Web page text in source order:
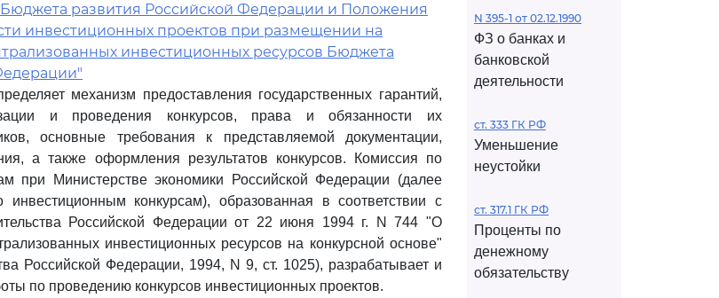
Бюджета развития Российской Федерации и Положения
инвестиционных проектов при размещении на
инвестиционных ресурсов Бюджета
механизм предоставления государственных гарантий,
и проведения конкурсов, права и обязанности их
основные требования к представляемой документации,
а также оформления результатов конкурсов. Комиссия по
при Министерстве экономики Российской Федерации (далее
конкурсам), образованная в соответствии с
Российской Федерации от 22 июня 1994 г. N 744 "О
инвестиционных ресурсов на конкурсной основе"
Российской Федерации, 1994, N 9, ст. 1025), разрабатывает и
по проведению конкурсов инвестиционных проектов.
N 395-1 от 02.12.1990
ФЗ о банках и
банковской
деятельности
ст. 333 ГК РФ
Уменьшение
неустойки
ст. 317.1 ГК РФ
Проценты по
денежному
обязательству